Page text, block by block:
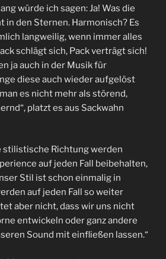
würde ich sagen: Ja! Was die
in den Sternen. Harmonisch? Es
langweilig, wenn immer alles
schlägt sich, Pack verträgt sich!
ja auch in der Musik für
diese auch wieder aufgelöst
es nicht mehr als störend,
platzt es aus Sackwahn
stilistische Richtung werden
auf jeden Fall beibehalten,
Stil ist schon einmalig in
auf jeden Fall so weiter
aber nicht, dass wir uns nicht
entwickeln oder ganz andere
Sound mit einfließen lassen.“